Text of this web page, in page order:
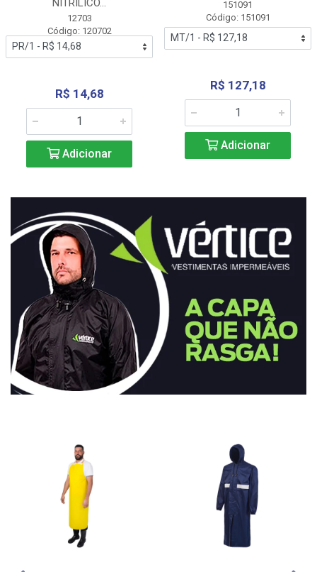
NITRÍLICO...
12703
Código: 120702
R$ 14,68
Adicionar
151091
Código: 151091
R$ 127,18
Adicionar